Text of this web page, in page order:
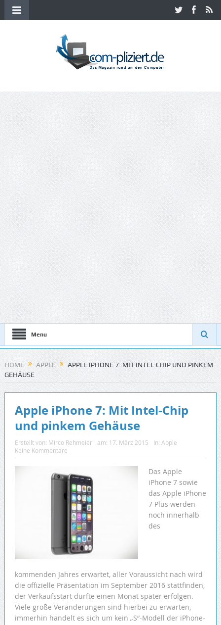
Menu
HOME APPLE
APPLE IPHONE 7: MIT INTEL-CHIP UND PINKEM
GEHÄUSE
Apple iPhone 7: Mit Intel-Chip
und pinkem Gehäuse
Erstellt von: Mirco Rehmeier am: 17. März 2015 In: Apple
Keine Kommentare
Das Apple
iPhone 7 sowie
das Apple iPhone
7 Plus werden
noch innerhalb
des
kommenden Jahres erwartet, aller Voraussicht nach wird
die offizielle Präsentation im September 2016 stattfinden,
der Verkaufsstart dürfte einen Monat später erfolgen.
Viele große Veränderungen sind hierbei zu erwarten,
immerhin handelt es sich um kein „S“-Modell der iPhone-